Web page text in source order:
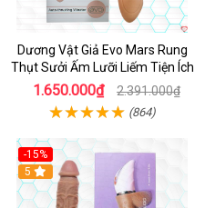
Dương Vật Giả Evo Mars Rung
Thụt Sưởi Ấm Lưỡi Liếm Tiện Ích
1.650.000₫ 2.391.000₫
(864)
-15%
5